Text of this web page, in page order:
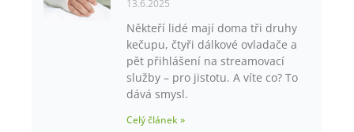
13.6.2025
Někteří lidé mají doma tři druhy
kečupu, čtyři dálkové ovladače a
pět přihlášení na streamovací
služby – pro jistotu. A víte co? To
dává smysl.
Celý článek »